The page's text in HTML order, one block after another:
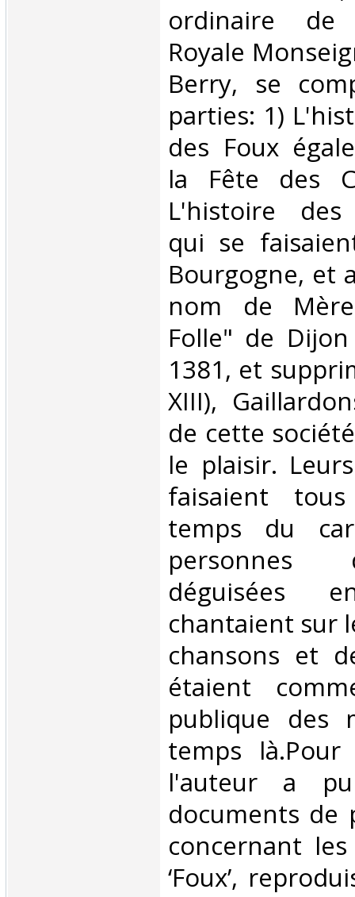
ordinaire de
Royale
Berry, se
parties: 1)
des Foux
la Fête des
L'histoire des
qui se
Bourgogne, et
nom de
Folle" de
1381, et
XIII),
de cette
le plaisir.
faisaient
temps du
personnes
déguisées
chantaient sur
chansons et
étaient
publique des
temps
l'auteur a
documents de
concernant
‘Foux’,